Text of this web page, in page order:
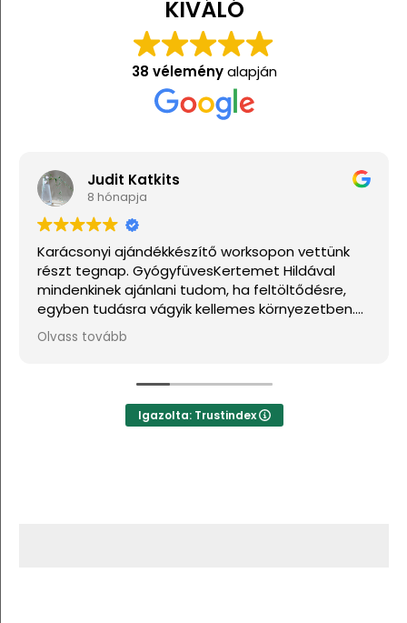
KIVÁLÓ
38 véleményalapján
Judit Katkits
8 hónapja
Karácsonyi ajándékkészítő worksopon vettünk
részt tegnap. GyógyfüvesKertemet Hildával
mindenkinek ajánlani tudom, ha feltöltődésre,
egyben tudásra vágyik kellemes környezetben.
Ha lehetne sokkal több csillagot adni, akkor azt
mind adnám.
Olvass tovább
Igazolta: Trustindex